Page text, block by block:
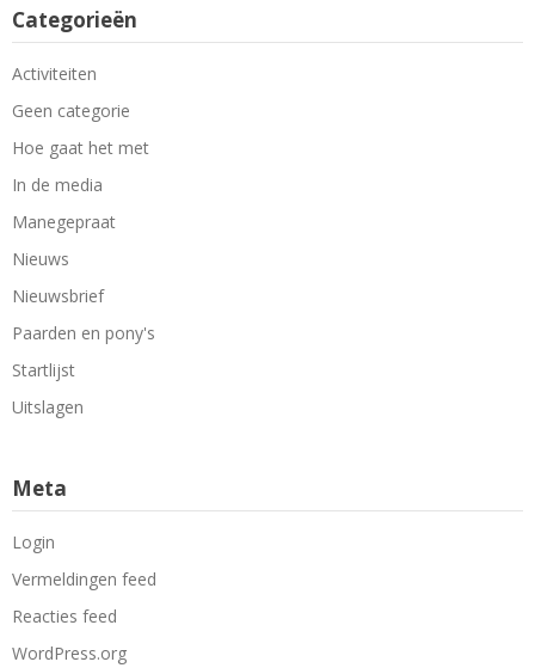
Categorieën
Activiteiten
Geen categorie
Hoe gaat het met
In de media
Manegepraat
Nieuws
Nieuwsbrief
Paarden en pony's
Startlijst
Uitslagen
Meta
Login
Vermeldingen feed
Reacties feed
WordPress.org